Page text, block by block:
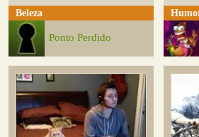
Beleza
Ponto Perdido